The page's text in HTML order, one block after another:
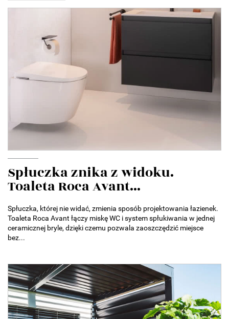
Spłuczka znika z widoku.
Toaleta Roca Avant...
Spłuczka, której nie widać, zmienia sposób projektowania łazienek.
Toaleta Roca Avant łączy miskę WC i system spłukiwania w jednej
ceramicznej bryle, dzięki czemu pozwala zaoszczędzić miejsce
bez...